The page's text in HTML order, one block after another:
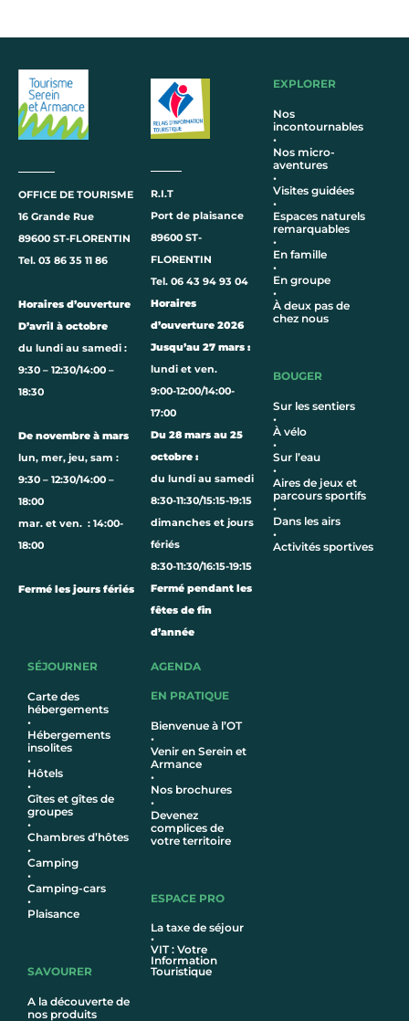
OFFICE DE TOURISME
16 Grande Rue
89600 ST-FLORENTIN
Tel. 03 86 35 11 86
Horaires d’ouverture
D’avril à octobre
du lundi au samedi :
9:30 – 12:30/14:00 –
18:30
De novembre à mars
lun, mer, jeu, sam :
9:30 – 12:30/14:00 –
18:00
mar. et ven. : 14:00-
18:00
Fermé les jours fériés
R.I.T
Port de plaisance
89600 ST-
FLORENTIN
Tel. 06 43 94 93 04
Horaires
d’ouverture 2026
Jusqu’au 27 mars :
lundi et ven.
9:00-12:00/14:00-
17:00
Du 28 mars au 25
octobre :
du lundi au samedi
8:30-11:30/15:15-19:15
dimanches et jours
fériés
8:30-11:30/16:15-19:15
Fermé pendant les
fêtes de fin
d’année
EXPLORER
Nos
incontournables
•
Nos micro-
aventures
•
Visites guidées
•
Espaces naturels
remarquables
•
En famille
•
En groupe
•
À deux pas de
chez nous
BOUGER
Sur les sentiers
•
À vélo
•
Sur l’eau
•
Aires de jeux et
parcours sportifs
•
Dans les airs
•
Activités sportives
SÉJOURNER
Carte des
hébergements
•
Hébergements
insolites
•
Hôtels
•
Gîtes et gîtes de
groupes
•
Chambres d’hôtes
•
Camping
•
Camping-cars
•
Plaisance
SAVOURER
A la découverte de
nos produits
AGENDA
EN PRATIQUE
Bienvenue à l’OT
•
Venir en Serein et
Armance
•
Nos brochures
•
Devenez
complices de
votre territoire
ESPACE PRO
La taxe de séjour
•
VIT : Votre
Information
Touristique